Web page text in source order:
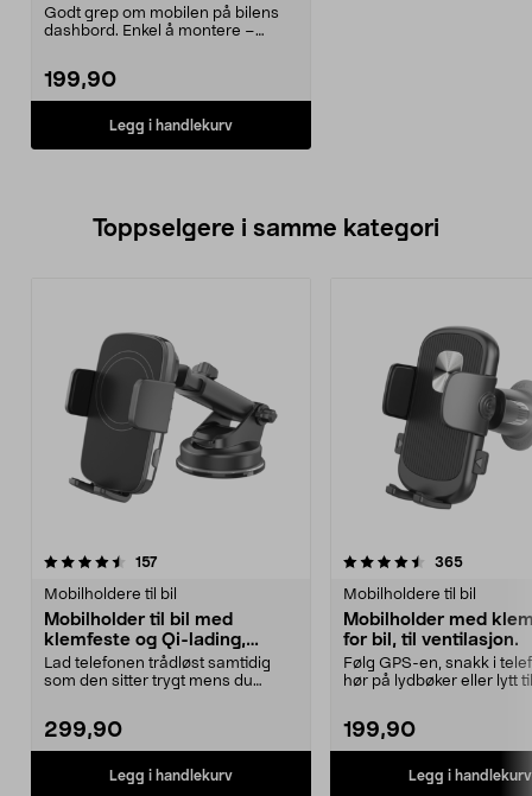
Godt grep om mobilen på bilens
dashbord. Enkel å montere –
199,90
Legg i handlekurv
Toppselgere i samme kategori
157anmeldelser
Mobilholdere til bil
Mobilholder til bil med
klemfeste og Qi-lading,
sugekopp
Lad telefonen trådløst samtidig
som den sitter trygt mens du
299,90
Legg i handlekurv
4.5 av 5 stjerner 365
Mobilholdere til bil
Mobilholder med
for bil, til ventilasjon.
Følg GPS-en, snakk i
hør på lydbøker eller lytt
199,90
Legg i handlekurv
4.5 av 5 stjerner